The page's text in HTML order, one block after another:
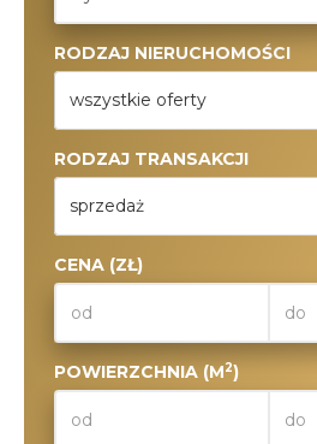
RODZAJ NIERUCHOMOŚCI
wszystkie oferty
RODZAJ TRANSAKCJI
sprzedaż
CENA (ZŁ)
POWIERZCHNIA (M2)